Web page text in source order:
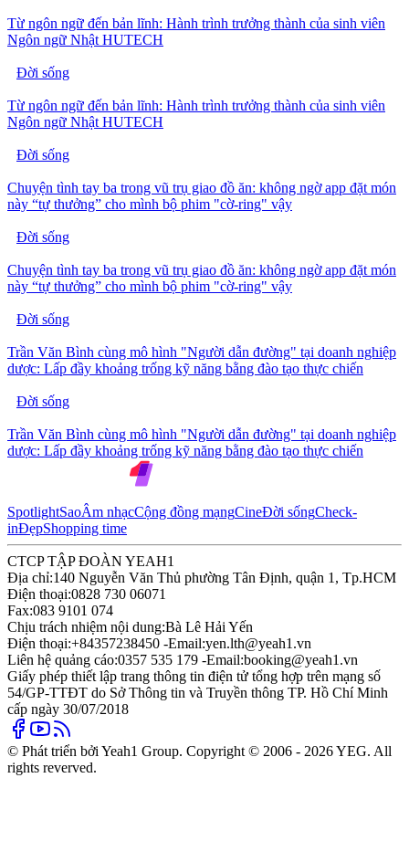
Từ ngôn ngữ đến bản lĩnh: Hành trình trưởng thành của sinh viên
Ngôn ngữ Nhật HUTECH
Đời sống
Từ ngôn ngữ đến bản lĩnh: Hành trình trưởng thành của sinh viên
Ngôn ngữ Nhật HUTECH
Đời sống
Chuyện tình tay ba trong vũ trụ giao đồ ăn: không ngờ app đặt món
này “tự thưởng” cho mình bộ phim "cờ-ring" vậy
Đời sống
Chuyện tình tay ba trong vũ trụ giao đồ ăn: không ngờ app đặt món
này “tự thưởng” cho mình bộ phim "cờ-ring" vậy
Đời sống
Trần Văn Bình cùng mô hình "Người dẫn đường" tại doanh nghiệp
dược: Lấp đầy khoảng trống kỹ năng bằng đào tạo thực chiến
Đời sống
Trần Văn Bình cùng mô hình "Người dẫn đường" tại doanh nghiệp
dược: Lấp đầy khoảng trống kỹ năng bằng đào tạo thực chiến
SpotlightSaoÂm nhạcCộng đồng mạngCineĐời sốngCheck-
inĐẹpShopping time
CTCP TẬP ĐOÀN YEAH1
Địa chỉ:140 Nguyễn Văn Thủ phường Tân Định, quận 1, Tp.HCM
Điện thoại:0828 730 06071
Fax:083 9101 074
Chịu trách nhiệm nội dung:Bà Lê Hải Yến
Điện thoại:+84357238450 -Email:yen.lth@yeah1.vn
Liên hệ quảng cáo:0357 535 179 -Email:booking@yeah1.vn
Giấy phép thiết lập trang thông tin điện tử tổng hợp trên mạng số
54/GP-TTĐT do Sở Thông tin và Truyền thông TP. Hồ Chí Minh
cấp ngày 30/07/2018
© Phát triển bởi Yeah1 Group. Copyright © 2006 - 2026 YEG. All
rights reverved.